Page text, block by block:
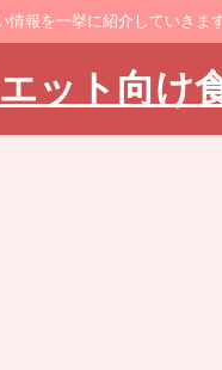
情報を一挙に紹介していきま
ット向け